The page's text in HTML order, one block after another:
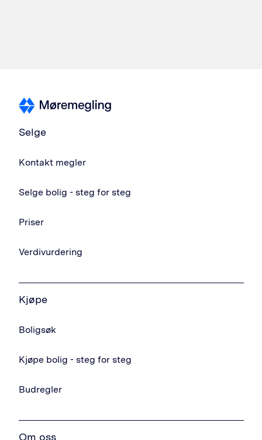
Selge
Kontakt megler
Selge bolig - steg for steg
Priser
Verdivurdering
Kjøpe
Boligsøk
Kjøpe bolig - steg for steg
Budregler
Om oss